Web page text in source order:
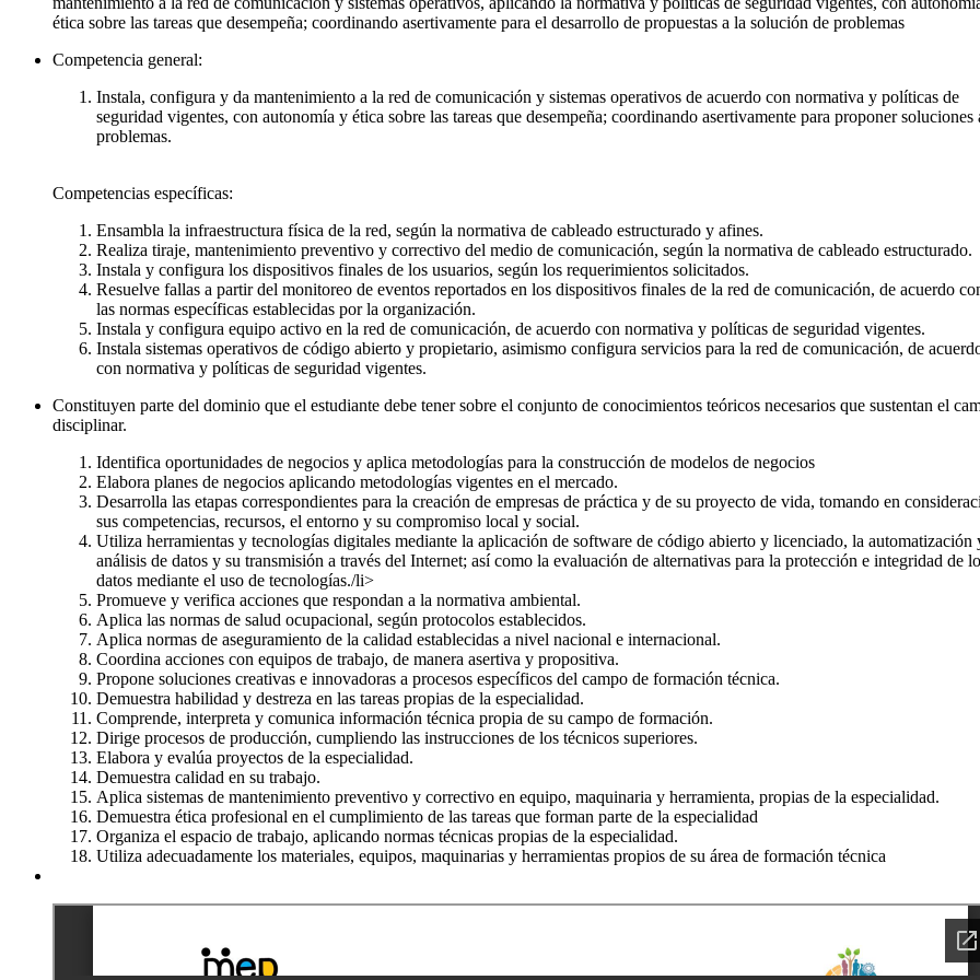
ética sobre las tareas que desempeña; coordinando asertivamente para el desarrollo de propuestas a la solución de problemas
Competencia general:
Instala, configura y da mantenimiento a la red de comunicación y sistemas operativos de acuerdo con normativa y políticas de
seguridad vigentes, con autonomía y ética sobre las tareas que desempeña; coordinando asertivamente para proponer soluciones
problemas.
Competencias específicas:
Ensambla la infraestructura física de la red, según la normativa de cableado estructurado y afines.
Realiza tiraje, mantenimiento preventivo y correctivo del medio de comunicación, según la normativa de cableado estructurado.
Instala y configura los dispositivos finales de los usuarios, según los requerimientos solicitados.
Resuelve fallas a partir del monitoreo de eventos reportados en los dispositivos finales de la red de comunicación, de acuerdo
las normas específicas establecidas por la organización.
Instala y configura equipo activo en la red de comunicación, de acuerdo con normativa y políticas de seguridad vigentes.
Instala sistemas operativos de código abierto y propietario, asimismo configura servicios para la red de comunicación, de
con normativa y políticas de seguridad vigentes.
Constituyen parte del dominio que el estudiante debe tener sobre el conjunto de conocimientos teóricos necesarios que sustentan el
disciplinar.
Identifica oportunidades de negocios y aplica metodologías para la construcción de modelos de negocios
Elabora planes de negocios aplicando metodologías vigentes en el mercado.
Desarrolla las etapas correspondientes para la creación de empresas de práctica y de su proyecto de vida, tomando en
sus competencias, recursos, el entorno y su compromiso local y social.
Utiliza herramientas y tecnologías digitales mediante la aplicación de software de código abierto y licenciado, la automatización
análisis de datos y su transmisión a través del Internet; así como la evaluación de alternativas para la protección e integridad de
datos mediante el uso de tecnologías./li>
Promueve y verifica acciones que respondan a la normativa ambiental.
Aplica las normas de salud ocupacional, según protocolos establecidos.
Aplica normas de aseguramiento de la calidad establecidas a nivel nacional e internacional.
Coordina acciones con equipos de trabajo, de manera asertiva y propositiva.
Propone soluciones creativas e innovadoras a procesos específicos del campo de formación técnica.
Demuestra habilidad y destreza en las tareas propias de la especialidad.
Comprende, interpreta y comunica información técnica propia de su campo de formación.
Dirige procesos de producción, cumpliendo las instrucciones de los técnicos superiores.
Elabora y evalúa proyectos de la especialidad.
Demuestra calidad en su trabajo.
Aplica sistemas de mantenimiento preventivo y correctivo en equipo, maquinaria y herramienta, propias de la especialidad.
Demuestra ética profesional en el cumplimiento de las tareas que forman parte de la especialidad
Organiza el espacio de trabajo, aplicando normas técnicas propias de la especialidad.
Utiliza adecuadamente los materiales, equipos, maquinarias y herramientas propios de su área de formación técnica